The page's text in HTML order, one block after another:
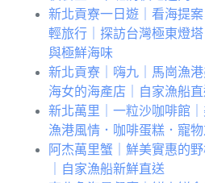
新北貢寮一日遊｜看海提
輕旅行｜探訪台灣極東燈
與極鮮海味
新北貢寮｜嗨九｜馬崗漁
海女的海產店｜自家漁船
新北萬里｜一粒沙咖啡館｜
漁港風情．咖啡蛋糕．寵
阿杰萬里蟹｜鮮美實惠的
｜自家漁船新鮮直送